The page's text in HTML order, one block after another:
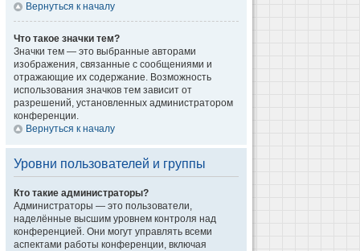
Вернуться к началу
Что такое значки тем?
Значки тем — это выбранные авторами
изображения, связанные с сообщениями и
отражающие их содержание. Возможность
использования значков тем зависит от
разрешений, установленных администратором
конференции.
Вернуться к началу
Уровни пользователей и группы
Кто такие администраторы?
Администраторы — это пользователи,
наделённые высшим уровнем контроля над
конференцией. Они могут управлять всеми
аспектами работы конференции, включая